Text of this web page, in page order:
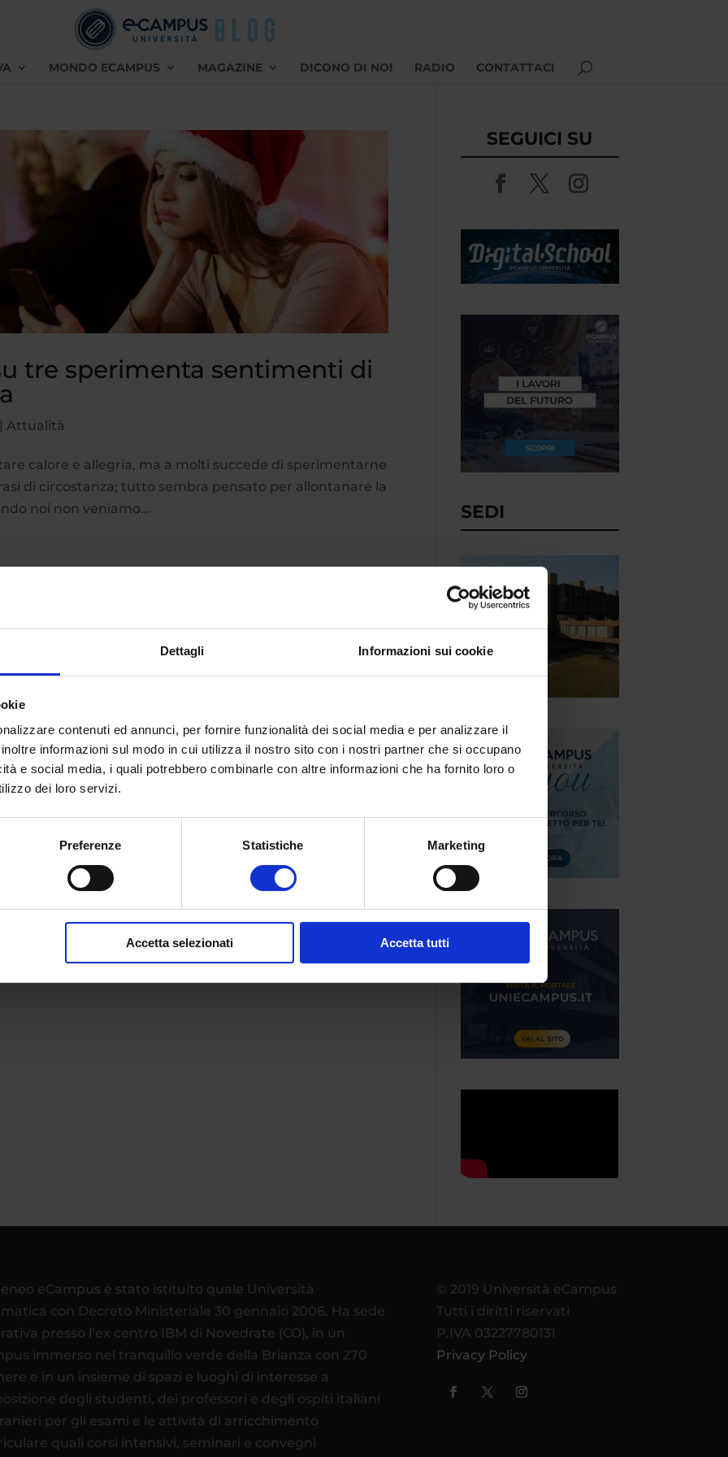
Dettagli Informazioni sui cookie
contenuti ed annunci, per fornire funzionalità dei social media e per analizzare il
informazioni sul modo in cui utilizza il nostro sito con i nostri partner che si occupano
e social media, i quali potrebbero combinarle con altre informazioni che ha fornito loro o
dei loro servizi.
Preferenze Statistiche Marketing
Accetta selezionati Accetta tutti
MONDO ECAMPUS MAGAZINE DICONO DI NOI RADIO CONTATTACI
tre sperimenta sentimenti di
|Attualità
calore e allegria, ma a molti succede di sperimentarne
di circostanza; tutto sembra pensato per allontanare la
noi non veniamo...
nella top ten anche dentisti,
Attualità
appagati? Gli autori di un’indagine pubblicata su
alla quale sono giunti è tutt’altro che scontata…
a un questionario 59mila...
SEGUICI SU
SEDI
eCampus è stato istituito quale Università
con Decreto Ministeriale 30 gennaio 2006. Ha sede
presso l’ex centro IBM di Novedrate (CO), in un
immerso nel tranquillo verde della Brianza con 270
e in un insieme di spazi e luoghi di interesse a
degli studenti, dei professori e degli ospiti italiani
per gli esami e le attività di arricchimento
quali corsi intensivi, seminari e convegni
© 2019 Università eCampus
Tutti i diritti riservati
P.IVA 03227780131
Privacy Policy